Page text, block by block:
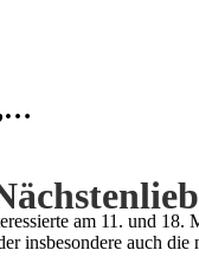
am 11. und
auch die